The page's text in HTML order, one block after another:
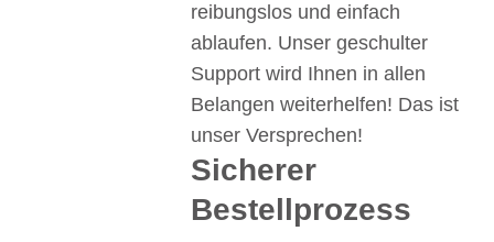
reibungslos und einfach
ablaufen. Unser geschulter
Support wird Ihnen in allen
Belangen weiterhelfen! Das ist
unser Versprechen!
Sicherer
Bestellprozess